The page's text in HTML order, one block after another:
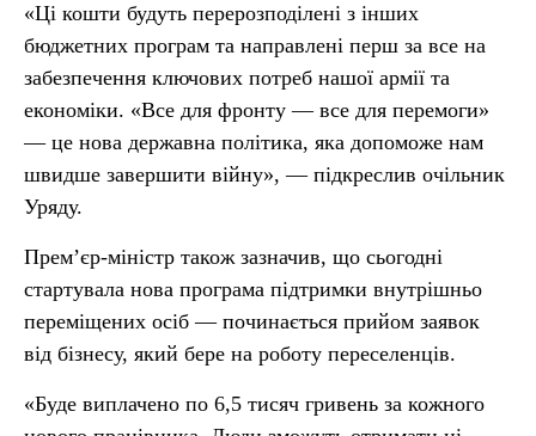
«Ці кошти будуть перерозподілені з інших
бюджетних програм та направлені перш за все на
забезпечення ключових потреб нашої армії та
економіки. «Все для фронту — все для перемоги»
— це нова державна політика, яка допоможе нам
швидше завершити війну», — підкреслив очільник
Уряду.
Прем’єр-міністр також зазначив, що сьогодні
стартувала нова програма підтримки внутрішньо
переміщених осіб — починається прийом заявок
від бізнесу, який бере на роботу переселенців.
«Буде виплачено по 6,5 тисяч гривень за кожного